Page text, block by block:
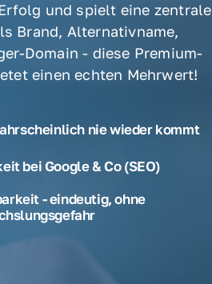
und spielt eine zentrale
Brand, Alternativname,
Domain - diese Premium-
einen echten Mehrwert!
nie wieder kommt
bei Google & Co (SEO)
- eindeutig, ohne